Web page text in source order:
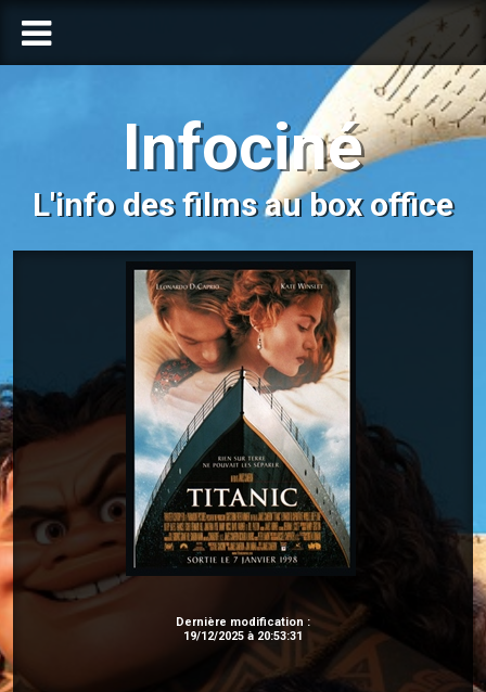
Infociné
L'info des films au box office
Dernière modification :
19/12/2025 à 20:53:31